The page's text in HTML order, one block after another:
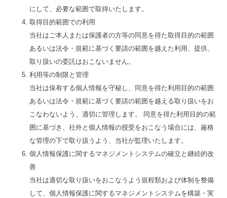
にして、必要な範囲で取得いたします。
取得目的範囲での利用
当社はご本人または保護者の方等の同意を得た取得目的の範囲
あるいは法令・規範に基づく要請の範囲を越えた利用、提供、
取り扱いの委託はおこないません。
利用等の制限と管理
当社は保有する個人情報を守秘し、同意を得た利用目的の範囲
あるいは法令・規範に基づく要請の範囲を越える取り扱いをお
こなわないよう、適切に管理します。 同意を得た利用目的の範
囲に基づき、社外と個人情報の授受をおこなう場合には、厳格
な管理の下で取り扱うよう、当社が監理いたします。
個人情報保護に関するマネジメントシステムの確立と継続的改
善
当社は適切な取り扱いをおこなうよう規程類および体制を整備
して、個人情報保護に関するマネジメントシステムを構築・実